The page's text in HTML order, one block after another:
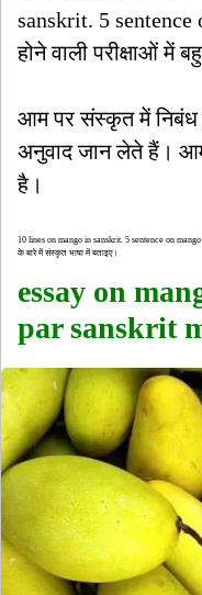
sanskrit. 5
होने वाली परीक्षाओं में
आम पर संस्कृत में
अनुवाद जान लेते हैं।
है।
10 lines on mango in sanskrit. 5 sentence on
के बारे में संस्कृत भाषा में बताइए।
essay on
par sanskrit